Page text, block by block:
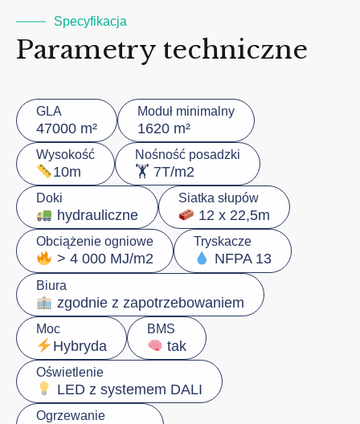
Specyfikacja
Parametry techniczne
GLA
47000 m²
Moduł minimalny
1620 m²
Wysokość
10m
Nośność posadzki
🏋️ 7T/m2
Doki
hydrauliczne
Siatka słupów
12 x 22,5m
Obciążenie ogniowe
> 4 000 MJ/m2
Tryskacze
NFPA 13
Biura
zgodnie z zapotrzebowaniem
Moc
Hybryda
BMS
tak
Oświetlenie
LED z systemem DALI
Ogrzewanie